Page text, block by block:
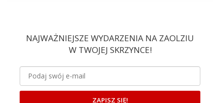
NAJWAŻNIEJSZE WYDARZENIA NA ZAOLZIU
W TWOJEJ SKRZYNCE!
ZAPISZ SIĘ!